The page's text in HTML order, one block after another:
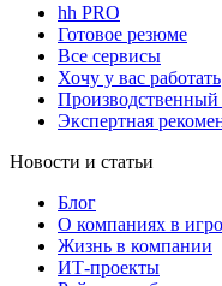
hh PRO
Готовое резюме
Все сервисы
Хочу у вас работать
Производственный
Экспертная
Новости и статьи
Блог
О компаниях в
Жизнь в компании
ИТ-проекты